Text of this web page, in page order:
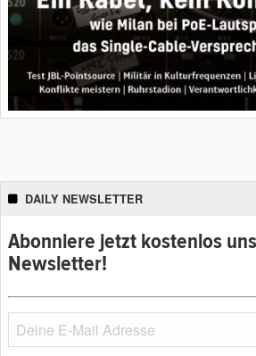
DAILY NEWSLETTER
Abonniere jetzt kostenlos
Newsletter!